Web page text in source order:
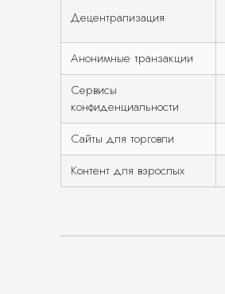
Децентрализация
Анонимные транзакции
Сервисы
конфиденциальности
Сайты для торговли
Контент для взрослых